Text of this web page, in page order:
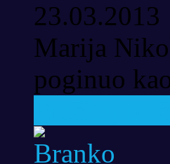
23.03.2013
Marija
poginuo